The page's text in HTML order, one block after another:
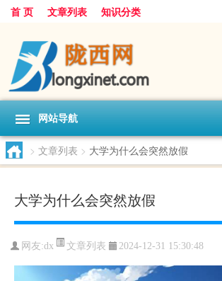
首 页 文章列表 知识分类
网站导航
> 文章列表 > 大学为什么会突然放假
大学为什么会突然放假
网友:dx 文章列表 2024-12-31 15:30:48